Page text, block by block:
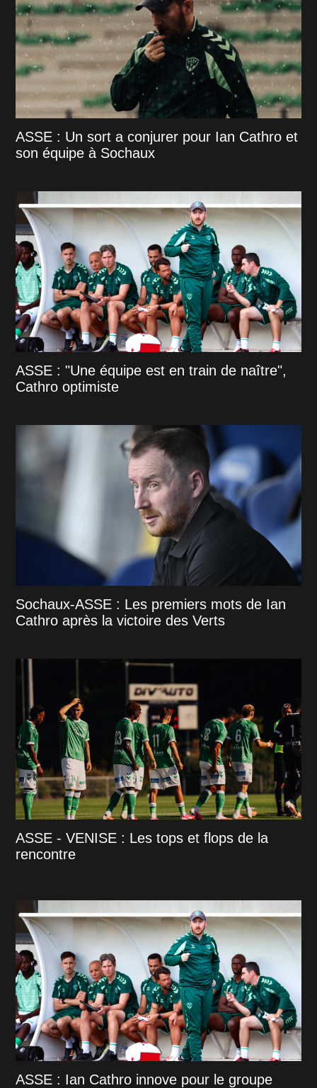
ASSE : Un sort a conjurer pour Ian Cathro et
son équipe à Sochaux
ASSE : "Une équipe est en train de naître",
Cathro optimiste
Sochaux-ASSE : Les premiers mots de Ian
Cathro après la victoire des Verts
ASSE - VENISE : Les tops et flops de la
rencontre
ASSE : Ian Cathro innove pour le groupe